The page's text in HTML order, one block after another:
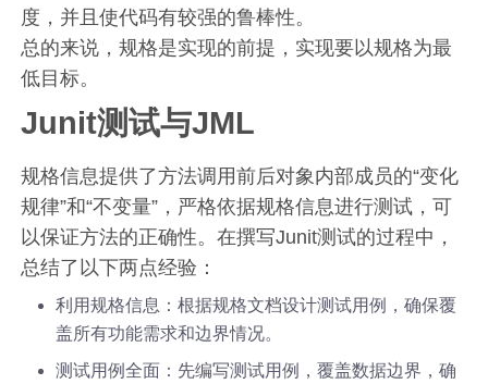
度，并且使代码有较强的鲁棒性。
总的来说，规格是实现的前提，实现要以规格为最
低目标。
Junit测试与JML
规格信息提供了方法调用前后对象内部成员的“变化
规律”和“不变量”，严格依据规格信息进行测试，可
以保证方法的正确性。在撰写Junit测试的过程中，
总结了以下两点经验：
利用规格信息：根据规格文档设计测试用例，确保覆
盖所有功能需求和边界情况。
测试用例全面：先编写测试用例，覆盖数据边界，确